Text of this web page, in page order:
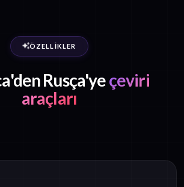
ÖZELLIKLER
Rusça'yeçeviri
araçları